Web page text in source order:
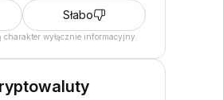
Słabo
charakter wyłącznie informacyjny.